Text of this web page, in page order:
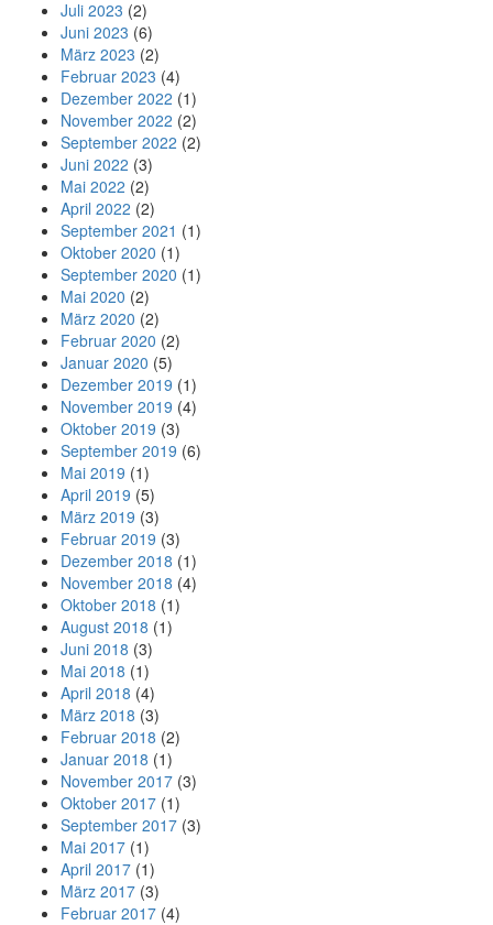
Juli 2023 (2)
Juni 2023 (6)
März 2023 (2)
Februar 2023 (4)
Dezember 2022 (1)
November 2022 (2)
September 2022 (2)
Juni 2022 (3)
Mai 2022 (2)
April 2022 (2)
September 2021 (1)
Oktober 2020 (1)
September 2020 (1)
Mai 2020 (2)
März 2020 (2)
Februar 2020 (2)
Januar 2020 (5)
Dezember 2019 (1)
November 2019 (4)
Oktober 2019 (3)
September 2019 (6)
Mai 2019 (1)
April 2019 (5)
März 2019 (3)
Februar 2019 (3)
Dezember 2018 (1)
November 2018 (4)
Oktober 2018 (1)
August 2018 (1)
Juni 2018 (3)
Mai 2018 (1)
April 2018 (4)
März 2018 (3)
Februar 2018 (2)
Januar 2018 (1)
November 2017 (3)
Oktober 2017 (1)
September 2017 (3)
Mai 2017 (1)
April 2017 (1)
März 2017 (3)
Februar 2017 (4)